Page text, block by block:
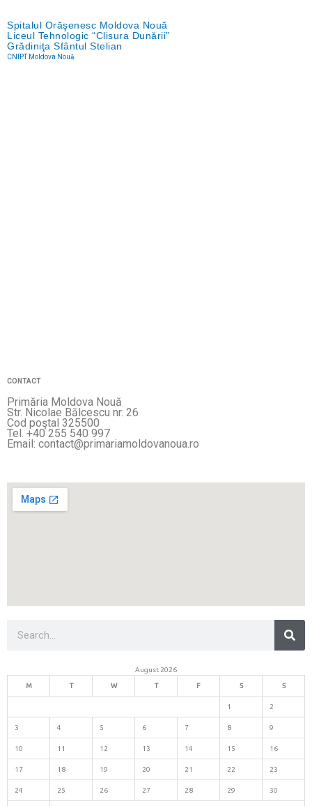
Spitalul Orăşenesc Moldova Nouă
Liceul Tehnologic “Clisura Dunării”
Grădiniţa Sfântul Stelian
CNIPT Moldova Nouă
CONTACT
Primăria Moldova Nouă
Str. Nicolae Bălcescu nr. 26
Cod poştal 325500
Tel. +40 255 540 997
Email: contact@primariamoldovanoua.ro
August 2026
M T W T F S S
1 2
3 4 5 6 7 8 9
10 11 12 13 14 15 16
17 18 19 20 21 22 23
24 25 26 27 28 29 30